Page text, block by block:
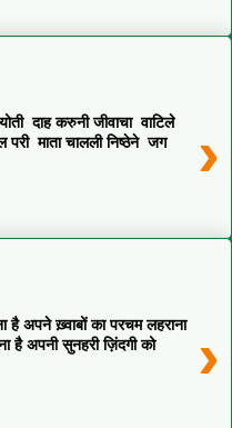
›
दाह करुनी जीवाचा वाटिले
परी माता चालली निष्ठेने जग
›
अपने ख़्वाबों का परचम लहराना
है अपनी सुनहरी ज़िंदगी को